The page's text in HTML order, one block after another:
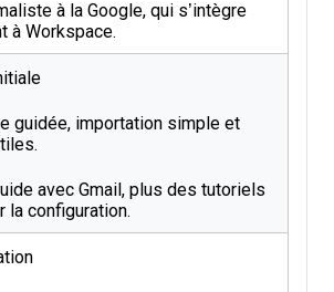
à la Google, qui s’intègre
à Workspace.
guidée, importation simple et
avec Gmail, plus des tutoriels
la configuration.